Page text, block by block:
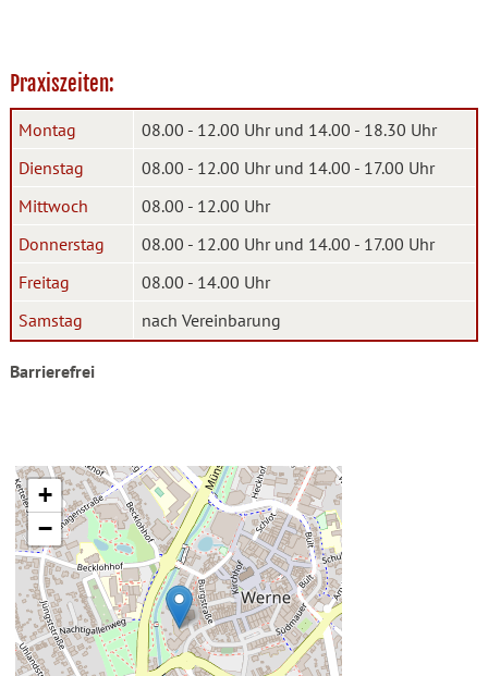
Praxiszeiten:
Montag
08.00 - 12.00 Uhr und 14.00 - 18.30 Uhr
Dienstag
08.00 - 12.00 Uhr und 14.00 - 17.00 Uhr
Mittwoch
08.00 - 12.00 Uhr
Donnerstag
08.00 - 12.00 Uhr und 14.00 - 17.00 Uhr
Freitag
08.00 - 14.00 Uhr
Samstag
nach Vereinbarung
Barrierefrei
+
−